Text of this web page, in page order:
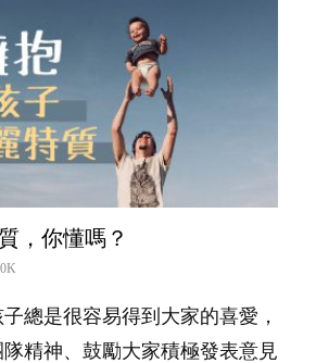
，你懂嗎？
總是很容易得到大家的喜愛，
精神、鼓勵大家積極發表意見
婚姻，沒捷徑
為只要跟相愛的人結婚，就自
生了孩子卻發現事情不如你所
父母，由懷孕開始到孩子呱呱
之不盡的問題～這裡一次過集
，點做好？
越早開始越好，有人卻說一時
孩子感到混淆，到底誰是誰
？
子係個「叻仔叻女」，學業別
井有條。這樣的孩子是萬中無